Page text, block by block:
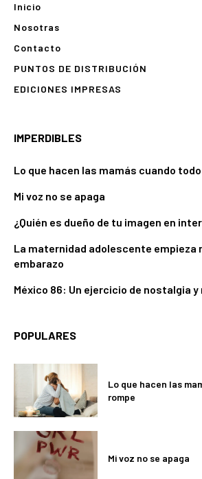
Inicio
Nosotras
Contacto
PUNTOS DE DISTRIBUCIÓN
EDICIONES IMPRESAS
IMPERDIBLES
Lo que hacen las mamás cuando
Mi voz no se apaga
¿Quién es dueño de tu imagen en
La maternidad adolescente empieza
embarazo
México 86: Un ejercicio de nostalgia y
POPULARES
Lo que hacen las
rompe
Mi voz no se apaga